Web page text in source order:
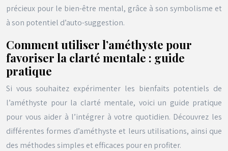
précieux pour le bien-être mental, grâce à son symbolisme et
à son potentiel d’auto-suggestion.
Comment utiliser l’améthyste pour
favoriser la clarté mentale : guide
pratique
Si vous souhaitez expérimenter les bienfaits potentiels de
l’améthyste pour la clarté mentale, voici un guide pratique
pour vous aider à l’intégrer à votre quotidien. Découvrez les
différentes formes d’améthyste et leurs utilisations, ainsi que
des méthodes simples et efficaces pour en profiter.